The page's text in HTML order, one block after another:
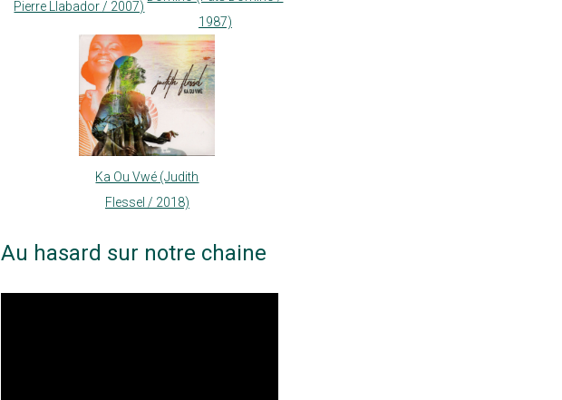
Pierre Llabador / 2007)
1987)
Ka Ou Vwé (Judith
Flessel / 2018)
Au hasard sur notre chaine